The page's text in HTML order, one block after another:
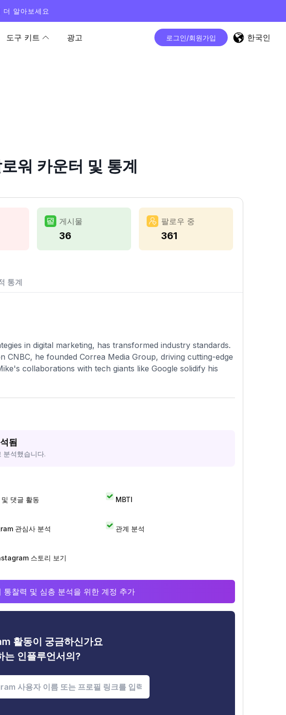
알아보세요
도구 키트 광고 로그인/회원가입 한국인
워 카운터 및 통계
게시물
36
팔로우 중
361
통계
in digital marketing, has transformed industry standards.
CNBC, he founded Correa Media Group, driving cutting-edge
collaborations with tech giants like Google solidify his
됨
분석했습니다.
댓글 활동 MBTI
관심사 분석 관계 분석
스토리 보기
찰력 및 심층 분석을 위한 계정 추가
활동이 궁금하신가요
는 인플루언서의?